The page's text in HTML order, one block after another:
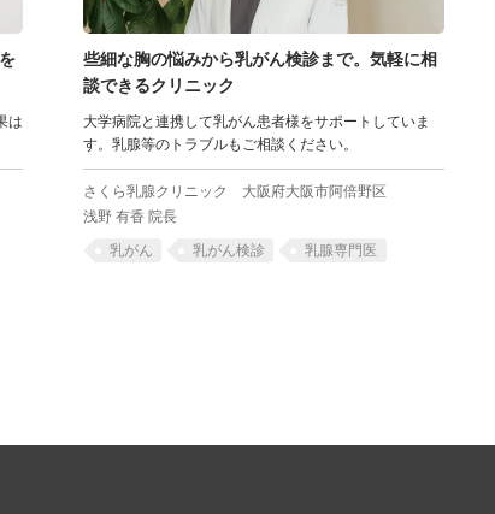
は
些細な胸の悩みから乳がん検診まで。気軽に相
談できるクリニック
大学病院と連携して乳がん患者様をサポートしていま
す。乳腺等のトラブルもご相談ください。
さくら乳腺クリニック 大阪府大阪市阿倍野区
浅野 有香 院長
乳がん
乳がん検診 乳腺専門医